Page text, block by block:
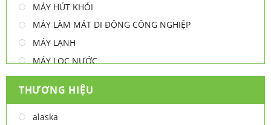
MÁY HÚT KHÓI
MÁY LÀM MÁT DI ĐỘNG CÔNG NGHIỆP
MÁY LẠNH
MÁY LỌC NƯỚC
MÁY NƯỚC NÓNG
MÁY NƯỚC NÓNG - LẠNH
MÁY SẤY TAY
THƯƠNG HIỆU
alaska